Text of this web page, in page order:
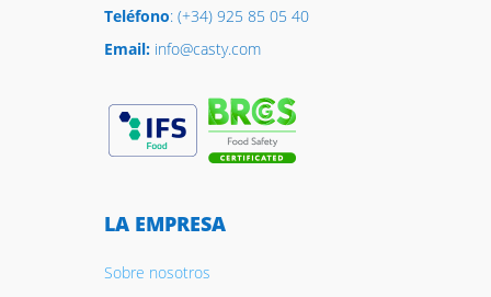
Teléfono: (+34) 925 85 05 40
Email:info@casty.com
LA EMPRESA
Sobre nosotros